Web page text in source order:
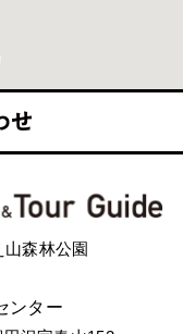
森林公園
ンター